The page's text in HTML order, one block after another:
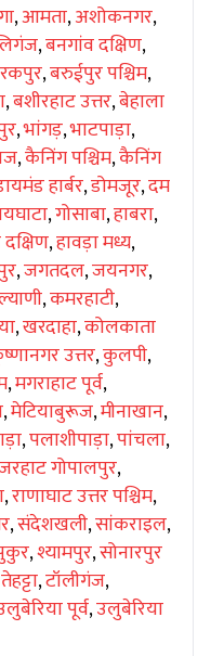
,आमता,अशोकनगर,
,बनगांव दक्षिण,
,बरुईपुर पश्चिम,
,बशीरहाट उत्तर,बेहाला
,भांगड़,भाटपाड़ा,
,कैनिंग पश्चिम,कैनिंग
हार्बर,डोमजूर,दम
,गोसाबा,हाबरा,
,हावड़ा मध्य,
,जगतदल,जयनगर,
,कमरहाटी,
,खरदाहा,कोलकाता
उत्तर,कुलपी,
,मगराहाट पूर्व,
,मेटियाबुरूज,मीनाखान,
,पलाशीपाड़ा,पांचला,
गोपालपुर,
,राणाघाट उत्तर पश्चिम,
,संदेशखली,सांकराइल,
,श्यामपुर,सोनारपुर
तेहट्टा,टॉलीगंज,
पूर्व,उलुबेरिया